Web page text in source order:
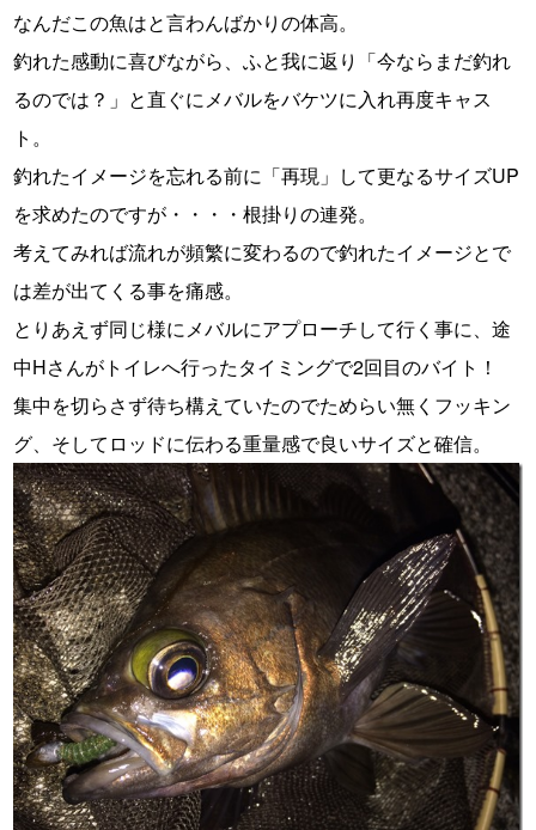
なんだこの魚はと言わんばかりの体高。
釣れた感動に喜びながら、ふと我に返り「今ならまだ釣れ
るのでは？」と直ぐにメバルをバケツに入れ再度キャス
ト。
釣れたイメージを忘れる前に「再現」して更なるサイズUP
を求めたのですが・・・・根掛りの連発。
考えてみれば流れが頻繁に変わるので釣れたイメージとで
は差が出てくる事を痛感。
とりあえず同じ様にメバルにアプローチして行く事に、途
中Hさんがトイレへ行ったタイミングで2回目のバイト！
集中を切らさず待ち構えていたのでためらい無くフッキン
グ、そしてロッドに伝わる重量感で良いサイズと確信。